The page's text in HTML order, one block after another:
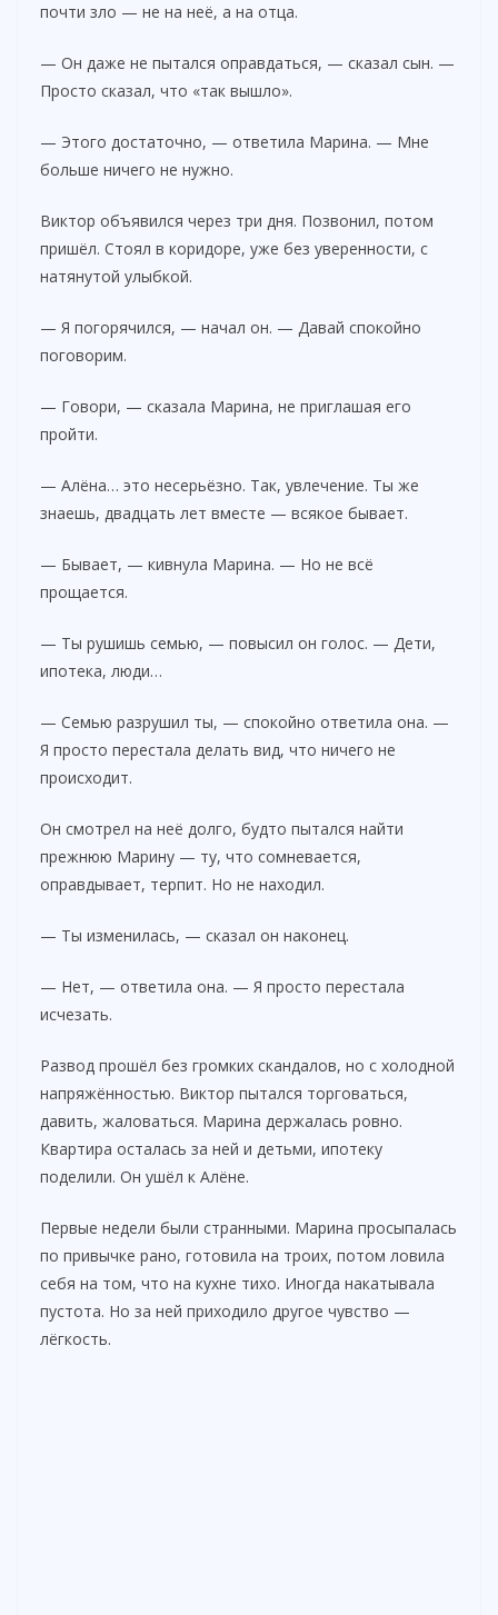
почти зло — не на неё, а на отца.
— Он даже не пытался оправдаться, — сказал сын. —
Просто сказал, что «так вышло».
— Этого достаточно, — ответила Марина. — Мне
больше ничего не нужно.
Виктор объявился через три дня. Позвонил, потом
пришёл. Стоял в коридоре, уже без уверенности, с
натянутой улыбкой.
— Я погорячился, — начал он. — Давай спокойно
поговорим.
— Говори, — сказала Марина, не приглашая его
пройти.
— Алёна… это несерьёзно. Так, увлечение. Ты же
знаешь, двадцать лет вместе — всякое бывает.
— Бывает, — кивнула Марина. — Но не всё
прощается.
— Ты рушишь семью, — повысил он голос. — Дети,
ипотека, люди…
— Семью разрушил ты, — спокойно ответила она. —
Я просто перестала делать вид, что ничего не
происходит.
Он смотрел на неё долго, будто пытался найти
прежнюю Марину — ту, что сомневается,
оправдывает, терпит. Но не находил.
— Ты изменилась, — сказал он наконец.
— Нет, — ответила она. — Я просто перестала
исчезать.
Развод прошёл без громких скандалов, но с холодной
напряжённостью. Виктор пытался торговаться,
давить, жаловаться. Марина держалась ровно.
Квартира осталась за ней и детьми, ипотеку
поделили. Он ушёл к Алёне.
Первые недели были странными. Марина просыпалась
по привычке рано, готовила на троих, потом ловила
себя на том, что на кухне тихо. Иногда накатывала
пустота. Но за ней приходило другое чувство —
лёгкость.